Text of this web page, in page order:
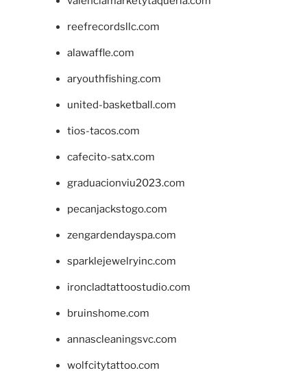
reefrecordsllc.com
alawaffle.com
aryouthfishing.com
united-basketball.com
tios-tacos.com
cafecito-satx.com
graduacionviu2023.com
pecanjackstogo.com
zengardendayspa.com
sparklejewelryinc.com
ironcladtattoostudio.com
bruinshome.com
annascleaningsvc.com
wolfcitytattoo.com